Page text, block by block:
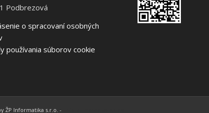
Podbrezová
o spracovaní osobných
používania súborov cookie
ŽP Informatika s.r.o. -